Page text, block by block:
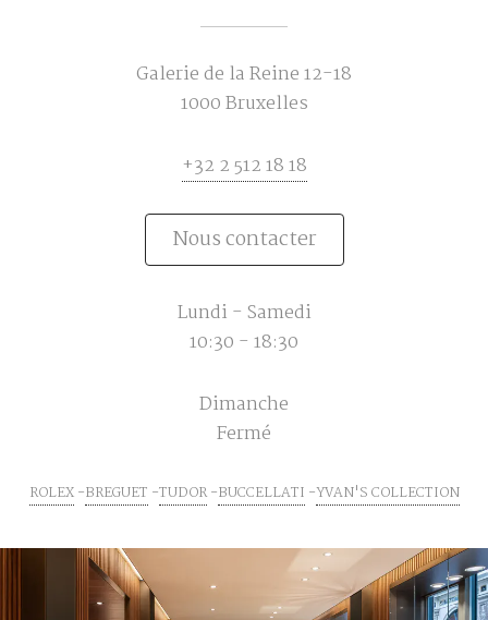
Galerie de la Reine 12-18
1000 Bruxelles
+32 2 512 18 18
Nous contacter
Lundi - Samedi
10:30 - 18:30
Dimanche
Fermé
ROLEX BREGUET TUDOR BUCCELLATI YVAN'S COLLECTION